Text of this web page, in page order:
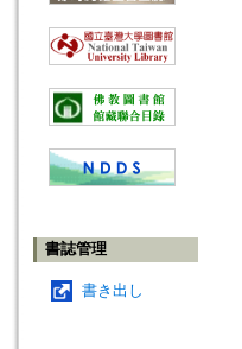
書誌管理
書き出し